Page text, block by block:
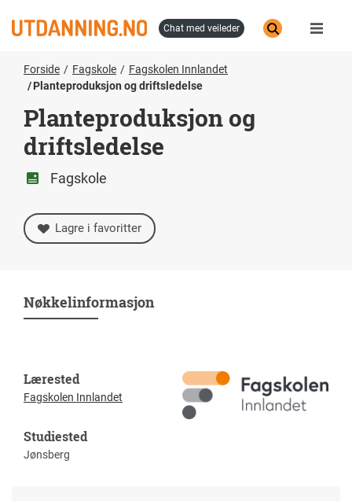
til
chat med veileder
Forside Fagskole
Fagskolen Innlandet
Planteproduksjon og driftsledelse
Planteproduksjon og
driftsledelse
Fagskole
Lagre i favoritter
Nøkkelinformasjon
Lærested
Fagskolen Innlandet
Studiested
Jønsberg